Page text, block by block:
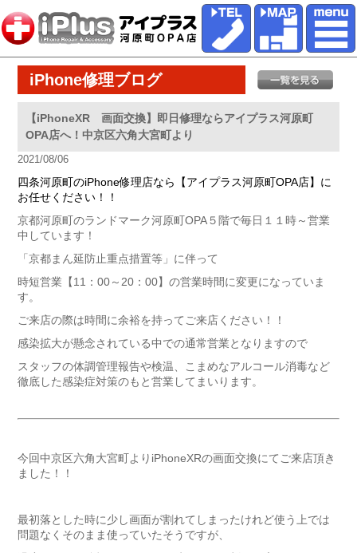
iPhone修理ブログ
【iPhoneXR 画面交換】即日修理ならアイプラス河原町
OPA店へ！中京区六角大宮町より
2021/08/06
四条河原町のiPhone修理店なら【アイプラス河原町OPA店】に
お任せください！！
京都河原町のランドマーク河原町OPA５階で毎日１１時～営業
中しています！
「京都まん延防止重点措置等」に伴って
時短営業【11：00～20：00】の営業時間に変更になっていま
す。
ご来店の際は時間に余裕を持ってご来店ください！！
感染拡大が懸念されている中での通常営業となりますので
スタッフの体調管理報告や検温、こまめなアルコール消毒など
徹底した感染症対策のもと営業してまいります。
今回中京区六角大宮町よりiPhoneXRの画面交換にてご来店頂き
ました！！
最初落とした時に少し画面が割れてしまったけれど使う上では
問題なくそのまま使っていたそうですが、